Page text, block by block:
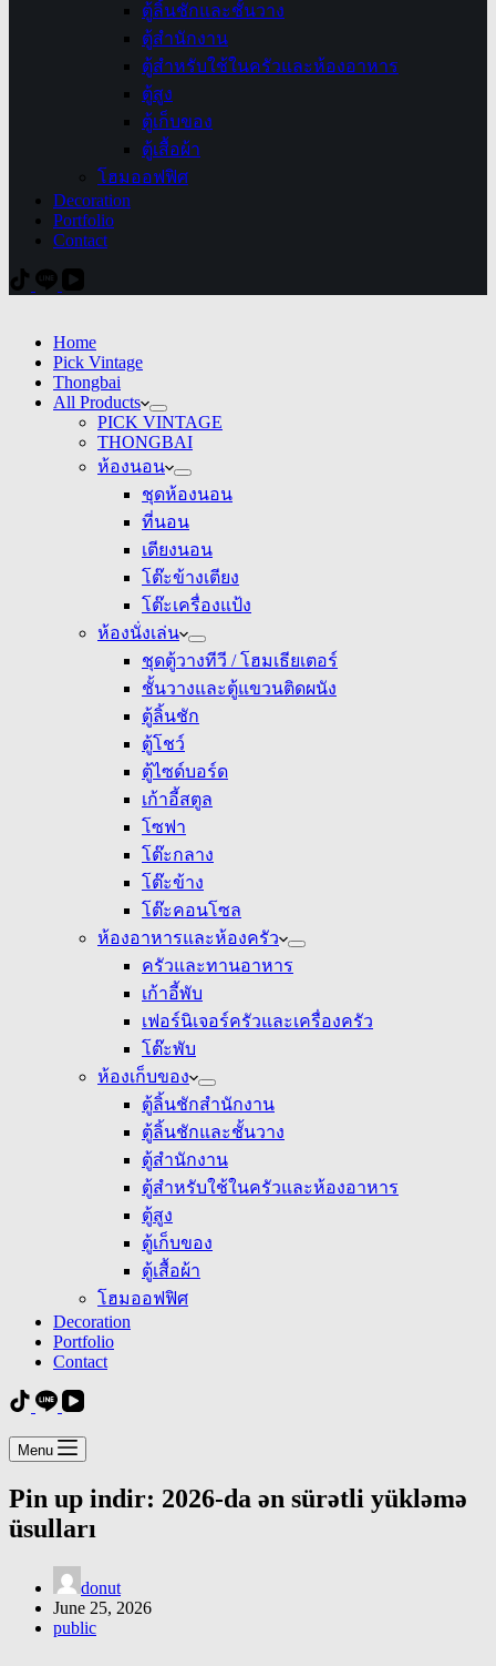
ตู้ลิ้นชักและชั้นวาง
ตู้สำนักงาน
ตู้สำหรับใช้ในครัวและห้องอาหาร
ตู้สูง
ตู้เก็บของ
ตู้เสื้อผ้า
โฮมออฟฟิศ
Decoration
Portfolio
Contact
Home
Pick Vintage
Thongbai
All Products
PICK VINTAGE
THONGBAI
ห้องนอน
ชุดห้องนอน
ที่นอน
เตียงนอน
โต๊ะข้างเตียง
โต๊ะเครื่องแป้ง
ห้องนั่งเล่น
ชุดตู้วางทีวี / โฮมเธียเตอร์
ชั้นวางและตู้แขวนติดผนัง
ตู้ลิ้นชัก
ตู้โชว์
ตู้ไซด์บอร์ด
เก้าอี้สตูล
โซฟา
โต๊ะกลาง
โต๊ะข้าง
โต๊ะคอนโซล
ห้องอาหารและห้องครัว
ครัวและทานอาหาร
เก้าอี้พับ
เฟอร์นิเจอร์ครัวและเครื่องครัว
โต๊ะพับ
ห้องเก็บของ
ตู้ลิ้นชักสำนักงาน
ตู้ลิ้นชักและชั้นวาง
ตู้สำนักงาน
ตู้สำหรับใช้ในครัวและห้องอาหาร
ตู้สูง
ตู้เก็บของ
ตู้เสื้อผ้า
โฮมออฟฟิศ
Decoration
Portfolio
Contact
Menu
Pin up indir: 2026-da ən sürətli yükləmə
üsulları
donut
June 25, 2026
public